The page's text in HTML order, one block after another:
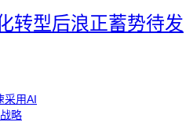
采用AI
略
转型后浪正蓄势待发